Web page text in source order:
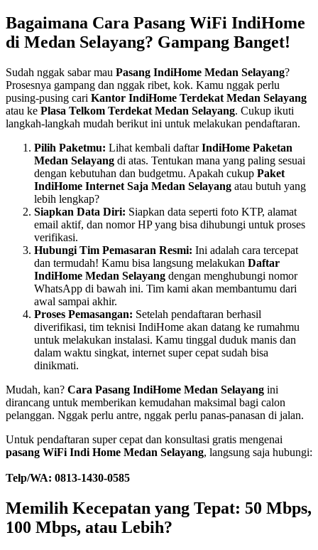
Bagaimana Cara Pasang WiFi IndiHome
di Medan Selayang? Gampang Banget!
Sudah nggak sabar mau Pasang IndiHome Medan Selayang?
Prosesnya gampang dan nggak ribet, kok. Kamu nggak perlu
pusing-pusing cari Kantor IndiHome Terdekat Medan Selayang
atau ke Plasa Telkom Terdekat Medan Selayang. Cukup ikuti
langkah-langkah mudah berikut ini untuk melakukan pendaftaran.
Pilih Paketmu: Lihat kembali daftarIndiHome Paketan
Medan Selayang di atas. Tentukan mana yang paling sesuai
dengan kebutuhan dan budgetmu. Apakah cukup Paket
IndiHome Internet Saja Medan Selayang atau butuh yang
lebih lengkap?
Siapkan Data Diri: Siapkan data seperti foto KTP, alamat
email aktif, dan nomor HP yang bisa dihubungi untuk proses
verifikasi.
Hubungi Tim Pemasaran Resmi: Ini adalah cara tercepat
dan termudah! Kamu bisa langsung melakukan Daftar
IndiHome Medan Selayang dengan menghubungi nomor
WhatsApp di bawah ini. Tim kami akan membantumu dari
awal sampai akhir.
Proses Pemasangan: Setelah pendaftaran berhasil
diverifikasi, tim teknisi IndiHome akan datang ke rumahmu
untuk melakukan instalasi. Kamu tinggal duduk manis dan
dalam waktu singkat, internet super cepat sudah bisa
dinikmati.
Mudah, kan? Cara Pasang IndiHome Medan Selayang ini
dirancang untuk memberikan kemudahan maksimal bagi calon
pelanggan. Nggak perlu antre, nggak perlu panas-panasan di jalan.
Untuk pendaftaran super cepat dan konsultasi gratis mengenai
pasang WiFi Indi Home Medan Selayang, langsung saja hubungi:
Telp/WA: 0813-1430-0585
Memilih Kecepatan yang Tepat: 50 Mbps,
100 Mbps, atau Lebih?